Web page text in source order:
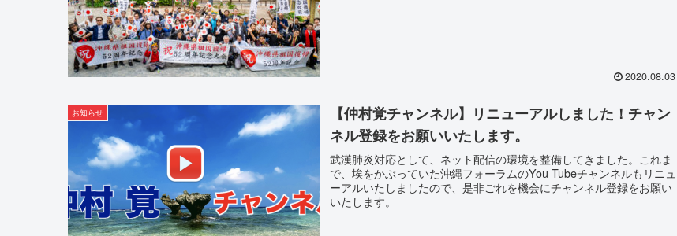
2020.08.03
お知らせ
【仲村覚チャンネル】リニューアルしました！チャン
ネル登録をお願いいたします。
武漢肺炎対応として、ネット配信の環境を整備してきました。これま
で、埃をかぶっていた沖縄フォーラムのYou Tubeチャンネルもリニュ
ーアルいたしましたので、是非ごれを機会にチャンネル登録をお願い
いたします。